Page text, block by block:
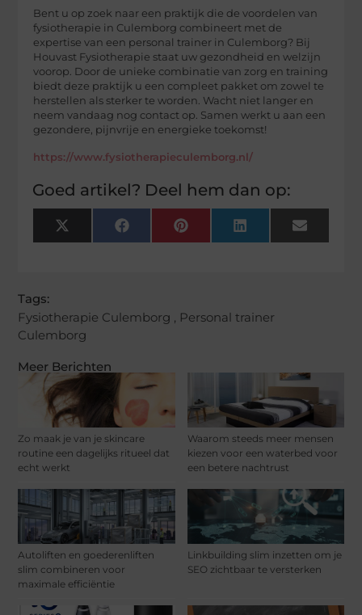
Meer Berichten
Zo maak je van je skincare
routine een dagelijks ritueel dat
echt werkt
Waarom steeds meer mensen
kiezen voor een waterbed voor
een betere nachtrust
Autoliften en goederenliften
slim combineren voor
maximale efficiëntie
Linkbuilding slim inzetten om je
SEO zichtbaar te versterken
Bent u op zoek naar een praktijk die de voordelen van
fysiotherapie in Culemborg combineert met de
expertise van een personal trainer in Culemborg? Bij
Houvast Fysiotherapie staat uw gezondheid en welzijn
voorop. Door de unieke combinatie van zorg en training
biedt deze praktijk u een compleet pakket om zowel te
herstellen als sterker te worden. Wacht niet langer en
neem vandaag nog contact op. Samen werkt u aan een
gezondere, pijnvrije en energieke toekomst!
https://www.fysiotherapieculemborg.nl/
Goed artikel? Deel hem dan op:
X
(Twitter)
FacebookPinterest LinkedIn Email
Tags:
Fysiotherapie Culemborg , Personal trainer
Culemborg